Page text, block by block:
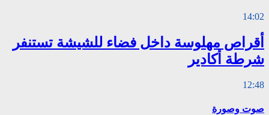
14:02
أقراص مهلوسة داخل فضاء للشيشة تستنفر
شرطة أكادير
12:48
صوت وصورة